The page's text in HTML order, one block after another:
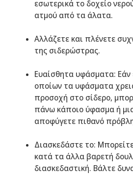
εσωτερικά το δοχείο
ατμού από τα άλατα.
Αλλάζετε και πλένετε
της σιδερώστρας.
Ευαίσθητα υφάσματα:
οποίων τα υφάσματα
προσοχή στο σίδερο,
πάνω κάποιο ύφασμα ή
αποφύγετε πιθανό
Διασκεδάστε το:
κατά τα άλλα βαρετή
διασκεδαστική. Βάλτε